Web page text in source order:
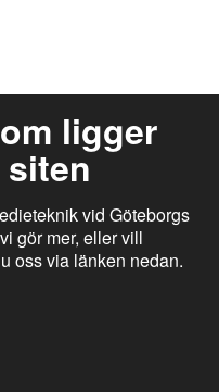
ligger
siten
vid Göteborgs
gör mer, eller vill
oss via länken nedan.